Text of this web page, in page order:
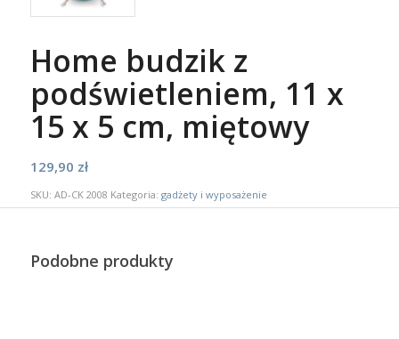
Home budzik z
podświetleniem, 11 x
15 x 5 cm, miętowy
129,90 zł
SKU: AD-CK 2008 Kategoria: gadżety i wyposażenie
Podobne produkty